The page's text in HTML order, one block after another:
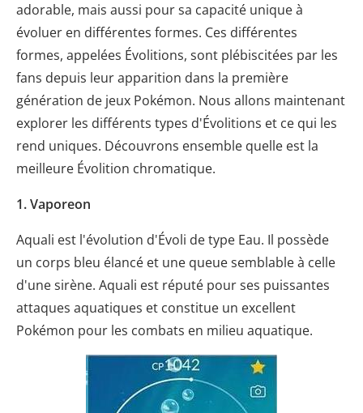
adorable, mais aussi pour sa capacité unique à
évoluer en différentes formes. Ces différentes
formes, appelées Évolitions, sont plébiscitées par les
fans depuis leur apparition dans la première
génération de jeux Pokémon. Nous allons maintenant
explorer les différents types d'Évolitions et ce qui les
rend uniques. Découvrons ensemble quelle est la
meilleure Évolition chromatique.
1. Vaporeon
Aquali est l'évolution d'Évoli de type Eau. Il possède
un corps bleu élancé et une queue semblable à celle
d'une sirène. Aquali est réputé pour ses puissantes
attaques aquatiques et constitue un excellent
Pokémon pour les combats en milieu aquatique.